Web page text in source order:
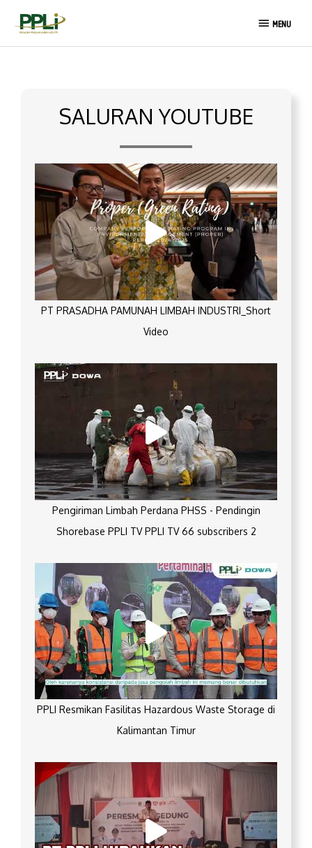
MENU
MENU
SALURAN YOUTUBE
PT PRASADHA PAMUNAH LIMBAH INDUSTRI_Short
Video
Pengiriman Limbah Perdana PHSS - Pendingin
Shorebase PPLI TV PPLI TV 66 subscribers 2
PPLI Resmikan Fasilitas Hazardous Waste Storage di
Kalimantan Timur